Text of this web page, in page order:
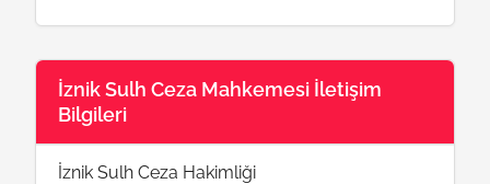
İznik Sulh Ceza Mahkemesi İletişim
Bilgileri
İznik Sulh Ceza Hakimliği